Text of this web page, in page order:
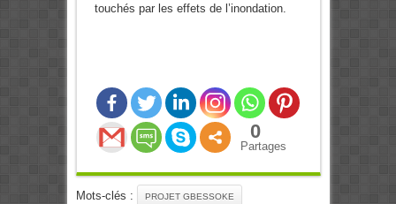
touchés par les effets de l’inondation.
0
Partages
Mots-clés : PROJET GBESSOKE